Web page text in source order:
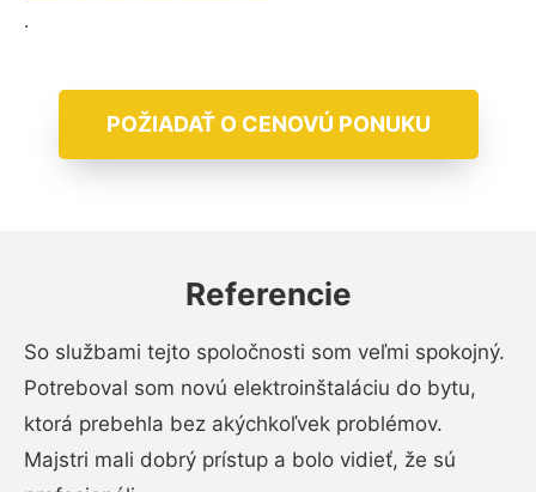
.
POŽIADAŤ O CENOVÚ PONUKU
Referencie
So službami tejto spoločnosti som veľmi spokojný.
Potreboval som novú elektroinštaláciu do bytu,
ktorá prebehla bez akýchkoľvek problémov.
Majstri mali dobrý prístup a bolo vidieť, že sú